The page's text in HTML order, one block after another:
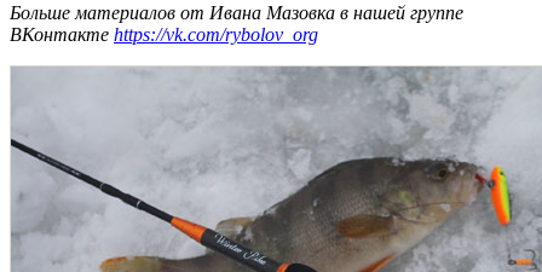
Больше материалов от Ивана Мазовка в нашей группе
ВКонтакте https://vk.com/rybolov_org